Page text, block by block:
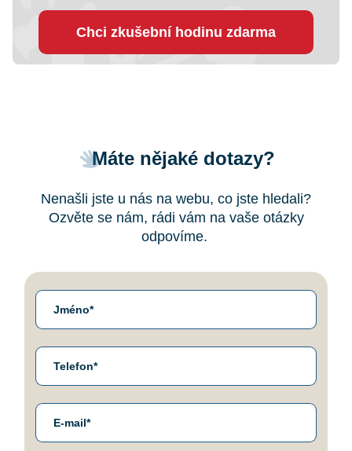
Chci zkušební hodinu zdarma
Máte nějaké dotazy?
Nenašli jste u nás na webu, co jste hledali?
Ozvěte se nám, rádi vám na vaše otázky
odpovíme.